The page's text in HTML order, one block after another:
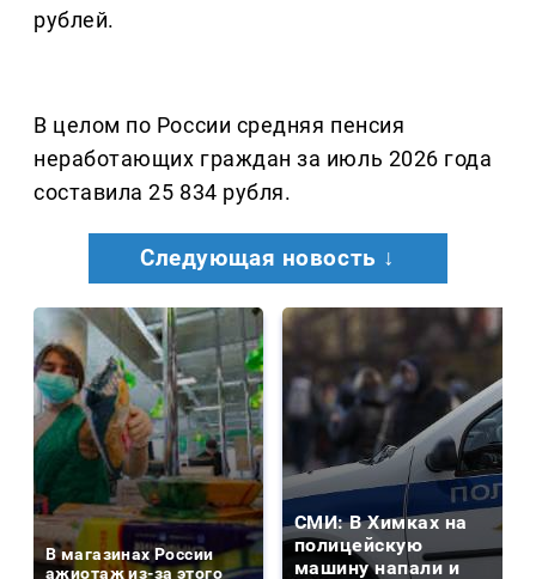
рублей.
В целом по России средняя пенсия
неработающих граждан за июль 2026 года
составила 25 834 рубля.
Следующая новость ↓
В магазинах России
ажиотаж из-за этого
СМИ: В Химках на
полицейскую
машину напали и